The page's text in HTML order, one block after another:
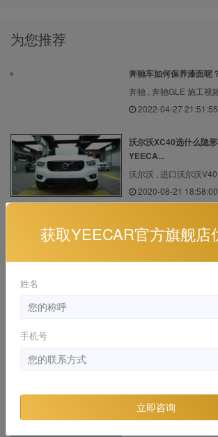
为您推荐
奔驰车如何保养漆面呢？
奔驰 , 奔驰GLE 施工视
2022-04-27 21:51:55
沃尔沃XC40选什么隐
YEECA...
沃尔沃 , 进口沃尔沃
2020-08-21 18:58:00
宾利添越 YEECAR隐
工案例
YEECAR艺卡汽车贴
2020-07-15 21:16:35
获取YEECAR官方旗舰店
姓名
手机号
立即咨询